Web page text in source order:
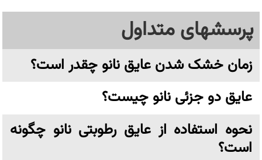
پرسشهای متداول
زمان خشک شدن عایق نانو چقدر است؟
عایق دو جزئی نانو چیست؟
نحوه استفاده از عایق رطوبتی نانو چگونه
است؟